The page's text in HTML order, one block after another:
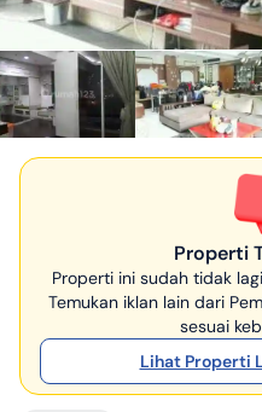
Properti
Properti ini sudah tidak
Temukan iklan lain dari
sesuai
Lihat Properti